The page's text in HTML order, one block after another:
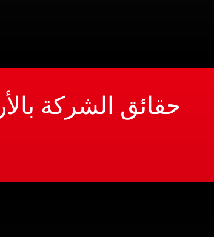
حقائق الشركة